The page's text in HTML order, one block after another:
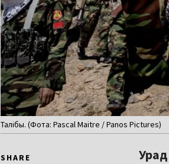
Талібы. (Фота: Pascal Maitre / Panos Pictures)
SHARE